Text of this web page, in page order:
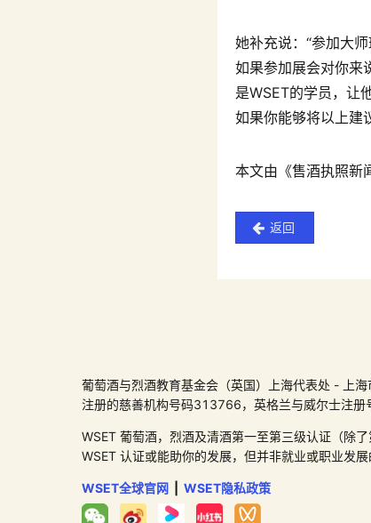
她补充说：“参加大
如果参加展会对你
是WSET的学员，让
如果你能够将以上建
本文由《售酒执照新
返回
葡萄酒与烈酒教育基金会（英国）上海代表处 -
注册的慈善机构号码313766，英格兰与威尔士注
WSET 葡萄酒，烈酒及清酒第一至第三级认证（除
WSET 认证或能助你的发展，但并非就业或职业发展
WSET全球官网 WSET隐私政策